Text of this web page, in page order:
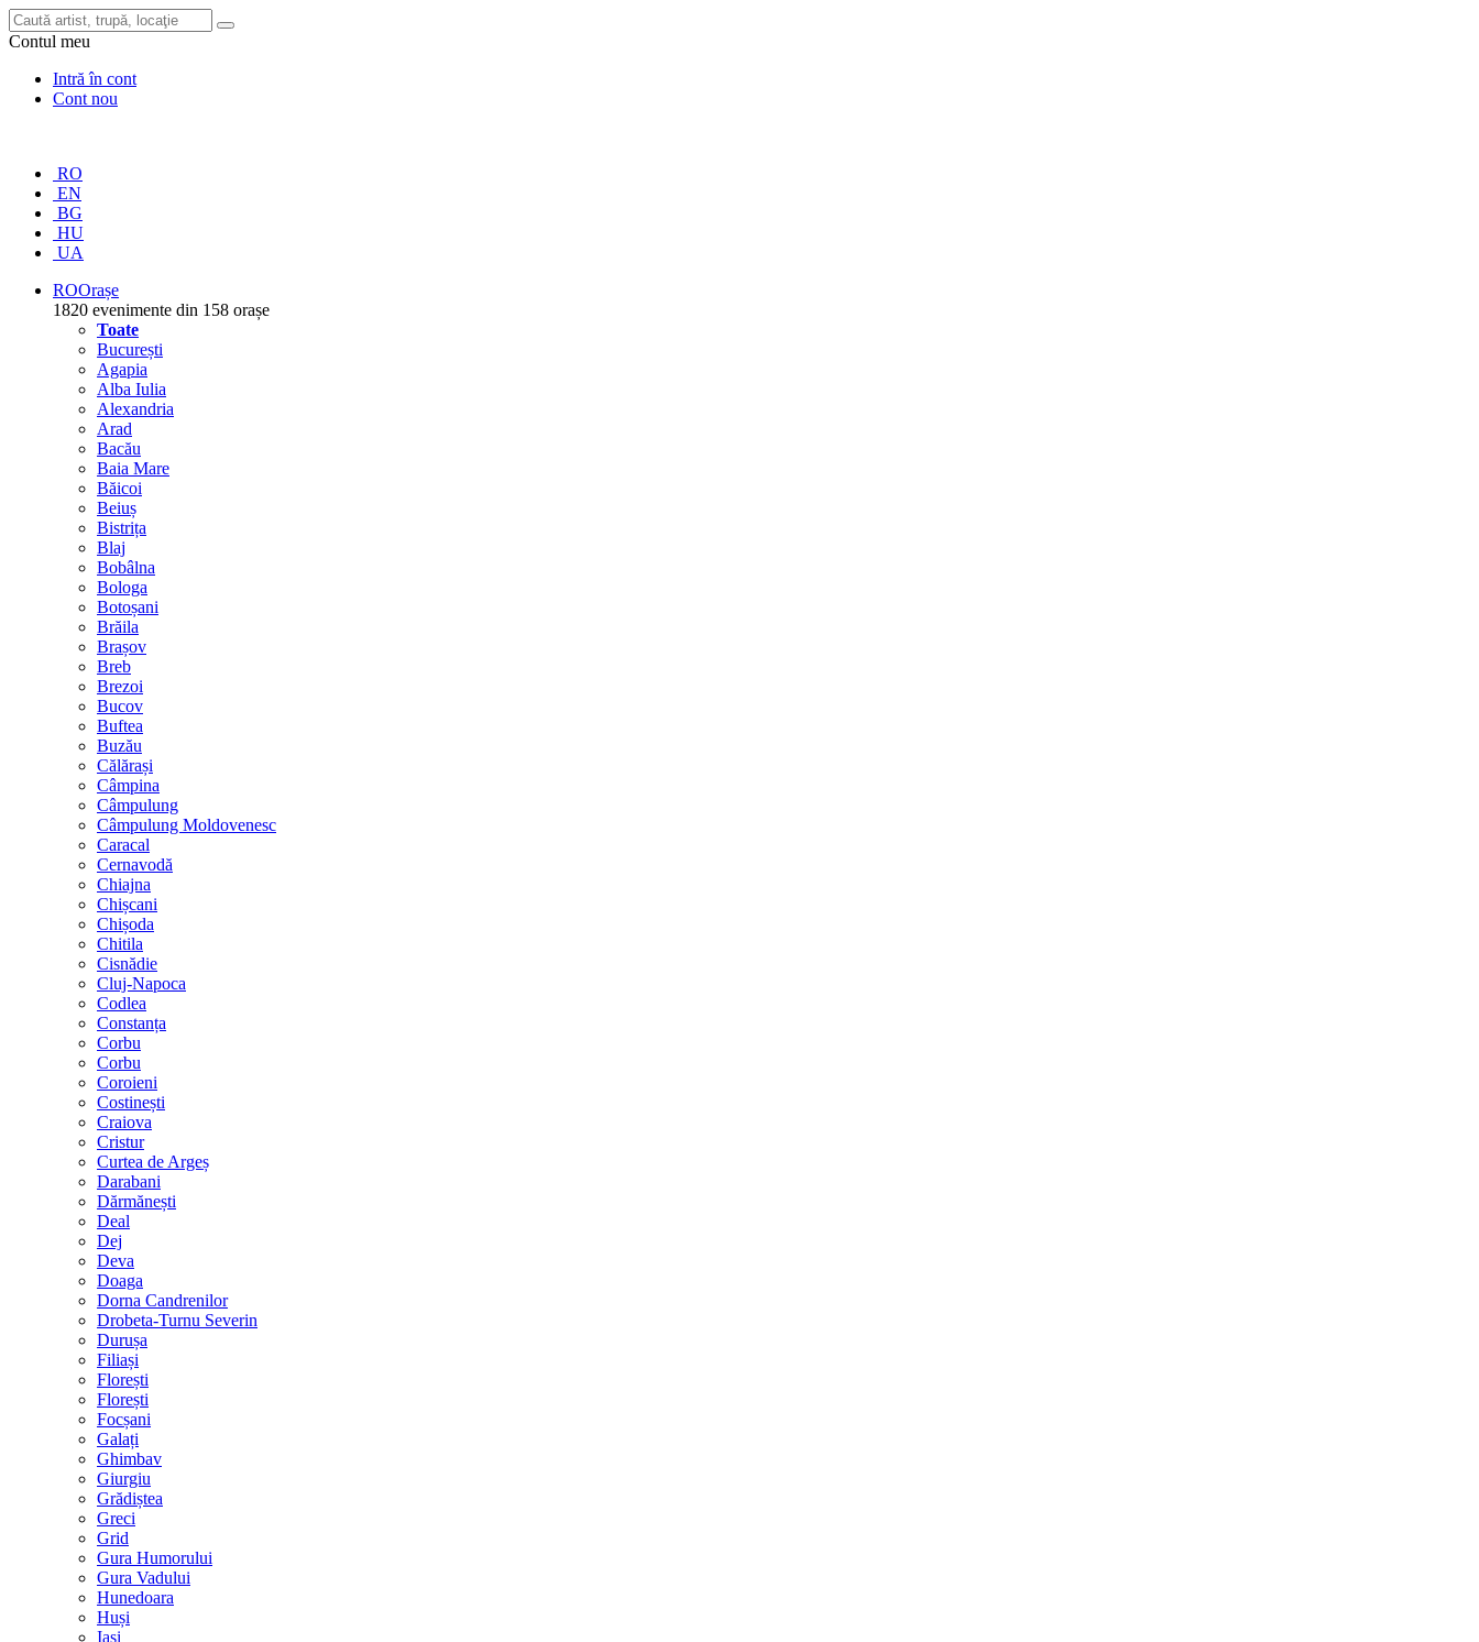
Contul meu
Intră în cont
Cont nou
RO
EN
BG
HU
UA
ROOrașe
1820 evenimente din 158 orașe
Toate
București
Agapia
Alba Iulia
Alexandria
Arad
Bacău
Baia Mare
Băicoi
Beiuș
Bistrița
Blaj
Bobâlna
Bologa
Botoșani
Brăila
Brașov
Breb
Brezoi
Bucov
Buftea
Buzău
Călărași
Câmpina
Câmpulung
Câmpulung Moldovenesc
Caracal
Cernavodă
Chiajna
Chișcani
Chișoda
Chitila
Cisnădie
Cluj-Napoca
Codlea
Constanța
Corbu
Corbu
Coroieni
Costinești
Craiova
Cristur
Curtea de Argeș
Darabani
Dărmănești
Deal
Dej
Deva
Doaga
Dorna Candrenilor
Drobeta-Turnu Severin
Durușa
Filiași
Florești
Florești
Focșani
Galați
Ghimbav
Giurgiu
Grădiștea
Greci
Grid
Gura Humorului
Gura Vadului
Hunedoara
Huși
Iași